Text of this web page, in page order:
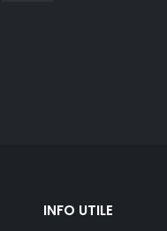
INFO UTILE